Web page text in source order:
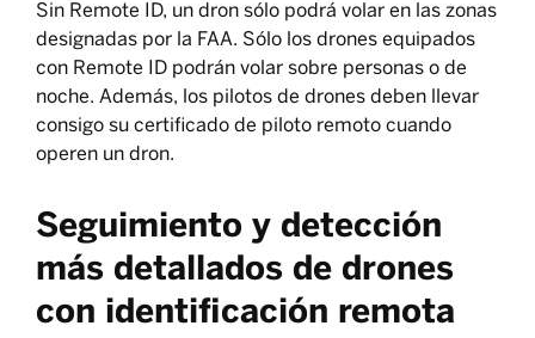
Sin Remote ID, un dron sólo podrá volar en las zonas
designadas por la FAA. Sólo los drones equipados
con Remote ID podrán volar sobre personas o de
noche. Además, los pilotos de drones deben llevar
consigo su certificado de piloto remoto cuando
operen un dron.
Seguimiento y detección
más detallados de drones
con identificación remota